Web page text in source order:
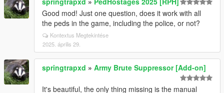
Good mod! Just one question, does it work with all
the peds in the game, including the police, or not?
Kontextus Megtekintése
2025. április 29.
springtrapxd » Army Brute Suppressor [Add-on]
It's beautiful, the only thing missing is the manual